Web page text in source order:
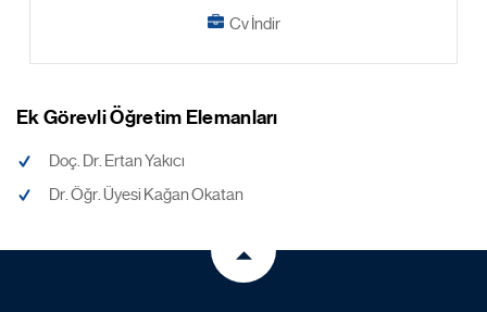
Cv İndir
Ek Görevli Öğretim Elemanları
Doç. Dr. Ertan Yakıcı
Dr. Öğr. Üyesi Kağan Okatan